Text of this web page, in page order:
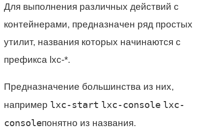
Для выполнения различных действий с
контейнерами, предназначен ряд простых
утилит, названия которых начинаются с
префикса lxc-*.
Предназначение большинства из них,
например lxc-start lxc-console lxc-
consoleпонятно из названия.